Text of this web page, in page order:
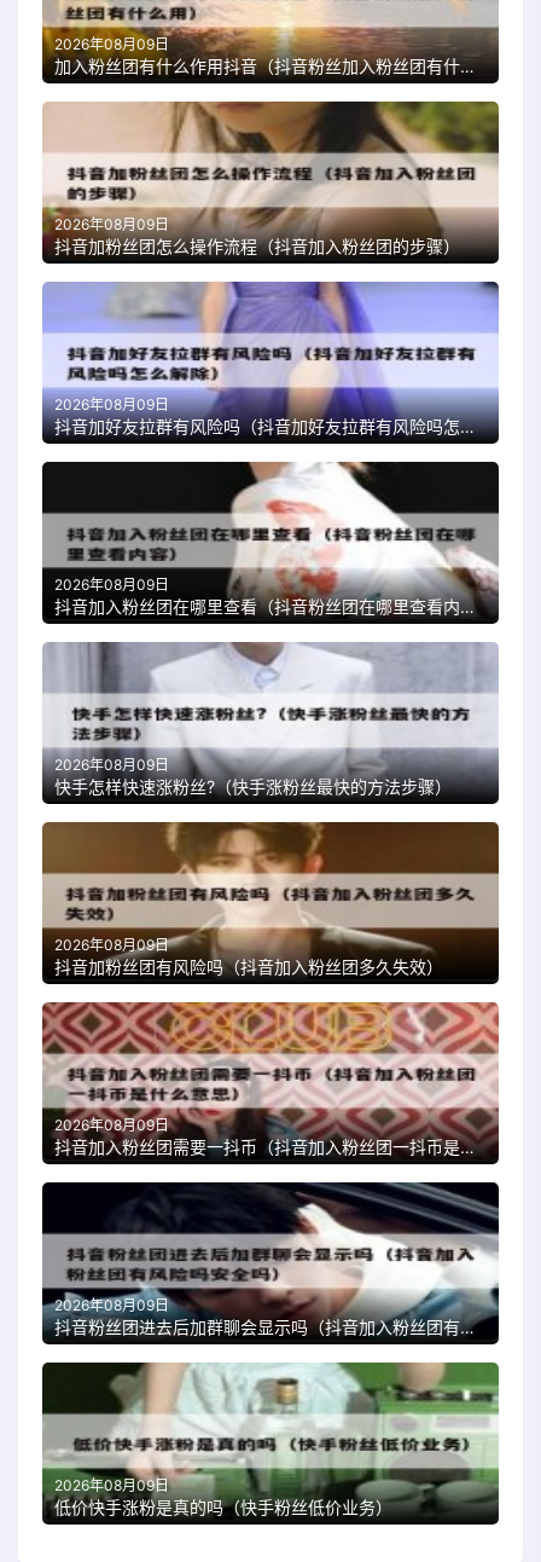
2026年08月09日
加入粉丝团有什么作用抖音（抖音粉丝加入粉丝团有什么用）
2026年08月09日
抖音加粉丝团怎么操作流程（抖音加入粉丝团的步骤）
2026年08月09日
抖音加好友拉群有风险吗（抖音加好友拉群有风险吗怎么解除）
2026年08月09日
抖音加入粉丝团在哪里查看（抖音粉丝团在哪里查看内容）
2026年08月09日
快手怎样快速涨粉丝?（快手涨粉丝最快的方法步骤）
2026年08月09日
抖音加粉丝团有风险吗（抖音加入粉丝团多久失效）
2026年08月09日
抖音加入粉丝团需要一抖币（抖音加入粉丝团一抖币是什么意思）
2026年08月09日
抖音粉丝团进去后加群聊会显示吗（抖音加入粉丝团有风险吗安全吗）
2026年08月09日
低价快手涨粉是真的吗（快手粉丝低价业务）